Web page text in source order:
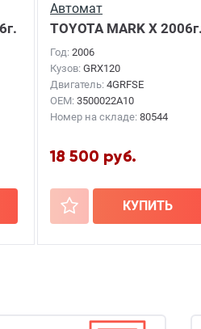
Автомат
TOYOTA MARK X
Год: 2006
Кузов: GRX120
Двигатель: 4GRFSE
OEM: 3500022A10
Номер на складе: 80544
18 500 руб.
+ КУПИТЬ